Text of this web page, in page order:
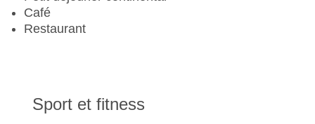
Café
Restaurant
Sport et fitness